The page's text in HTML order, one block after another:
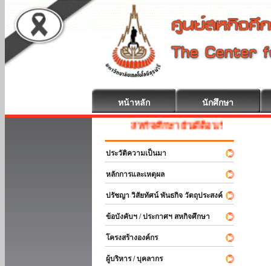
หน้าหลัก นักศึกษา
สหกิจศึกษา ยินดีต้อนรับ
ประวัติความเป็นมา
หลักการและเหตุผล
ปรัชญา วิสัยทัศน์ พันธกิจ วัตถุประสงค์
ข้อบังคับฯ / ประกาศฯ สหกิจศึกษา
โครงสร้างองค์กร
ผู้บริหาร / บุคลากร